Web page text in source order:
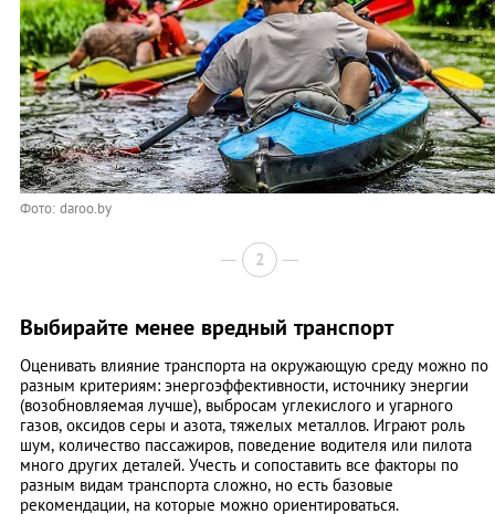
Фото: daroo.by
2
Выбирайте менее вредный транспорт
Оценивать влияние транспорта на окружающую среду можно по
разным критериям: энергоэффективности, источнику энергии
(возобновляемая лучше), выбросам углекислого и угарного
газов, оксидов серы и азота, тяжелых металлов. Играют роль
шум, количество пассажиров, поведение водителя или пилота
много других деталей. Учесть и сопоставить все факторы по
разным видам транспорта сложно, но есть базовые
рекомендации, на которые можно ориентироваться.